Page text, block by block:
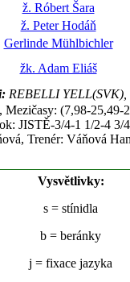
ž. Róbert Šara
ž. Peter Hodáň
Gerlinde Mühlbichler
žk. Adam Eliáš
REBELLI
, Mezičasy: (7,98-25,49-
JISTĚ-3/4-1 1/2-4 3/
Trenér: Váňová
Vysvětlivky:
s = stínidla
b = beránky
j = fixace jazyka